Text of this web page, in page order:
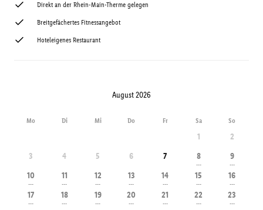
Direkt an der Rhein-Main-Therme gelegen
Breitgefächertes Fitnessangebot
Hoteleigenes Restaurant
August 2026
Mo Di Mi Do Fr Sa So
1
2
3
4 5 6 7 8
---
9
---
10
---
11
---
12
---
13
---
14
---
15
---
16
---
17
---
18
---
19
---
20
---
21
---
22
---
23
---